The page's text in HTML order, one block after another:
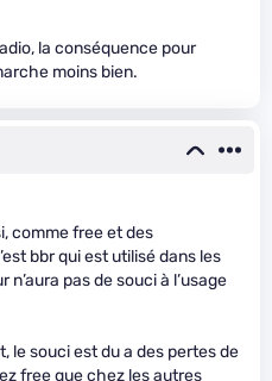
la conséquence pour
moins bien.
comme free et des
bbr qui est utilisé dans les
n’aura pas de souci à l’usage
le souci est du a des pertes de
free que chez les autres